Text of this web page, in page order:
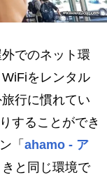
でのネット環
をレンタル
行に慣れてい
することができ
「 ahamo - ア
と同じ環境で